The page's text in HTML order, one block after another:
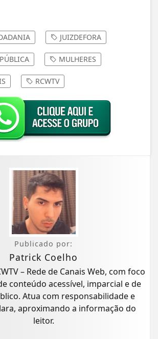
JUIZDEFORA
MULHERES
RCWTV
Publicado por:
Patrick Coelho
– Rede de Canais Web, com foco
conteúdo acessível, imparcial e de
Atua com responsabilidade e
aproximando a informação do
leitor.